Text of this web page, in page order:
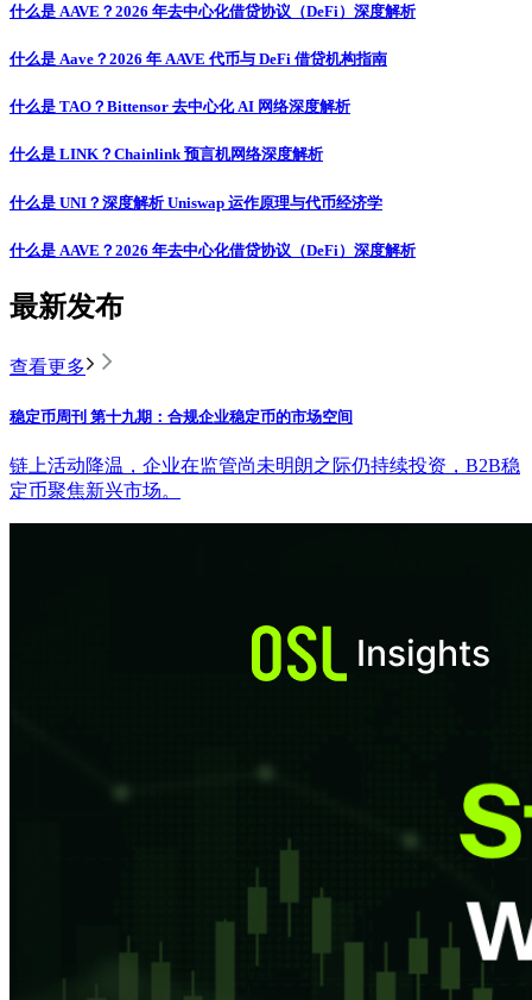
什么是 AAVE？2026 年去中心化借贷协议（DeFi）深度解析
什么是 Aave？2026 年 AAVE 代币与 DeFi 借贷机构指南
什么是 TAO？Bittensor 去中心化 AI 网络深度解析
什么是 LINK？Chainlink 预言机网络深度解析
什么是 UNI？深度解析 Uniswap 运作原理与代币经济学
什么是 AAVE？2026 年去中心化借贷协议（DeFi）深度解析
最新发布
查看更多
稳定币周刊 第十九期：合规企业稳定币的市场空间
链上活动降温，企业在监管尚未明朗之际仍持续投资，B2B稳
定币聚焦新兴市场。